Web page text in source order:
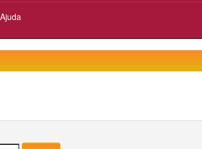
Ajuda